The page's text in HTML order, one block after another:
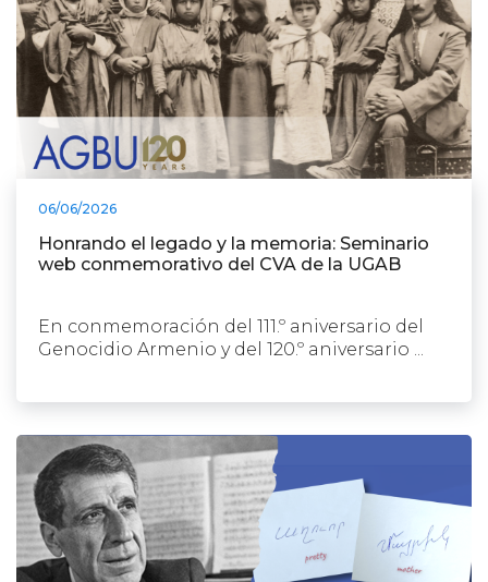
06/06/2026
Honrando el legado y la memoria: Seminario
web conmemorativo del CVA de la UGAB
En conmemoración del 111.º aniversario del
Genocidio Armenio y del 120.º aniversario ...